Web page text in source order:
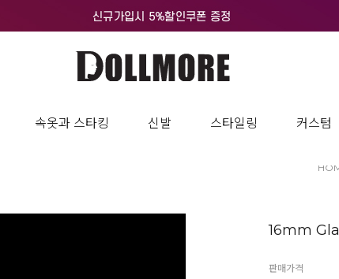
속옷과 스타킹 신발 스타일링 커스텀
16mm
판매가격